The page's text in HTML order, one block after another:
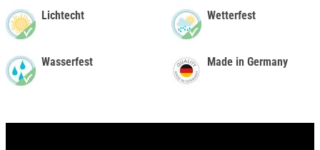
Lichtecht
Wasserfest
Wetterfest
Made in Germany